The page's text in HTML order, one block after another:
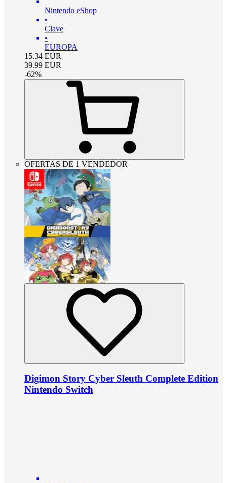
Nintendo eShop
•
Clave
•
EUROPA
15.34 EUR
39.99 EUR
-62%
OFERTAS DE 1 VENDEDOR
Digimon Story Cyber Sleuth Complete Edition
Nintendo Switch